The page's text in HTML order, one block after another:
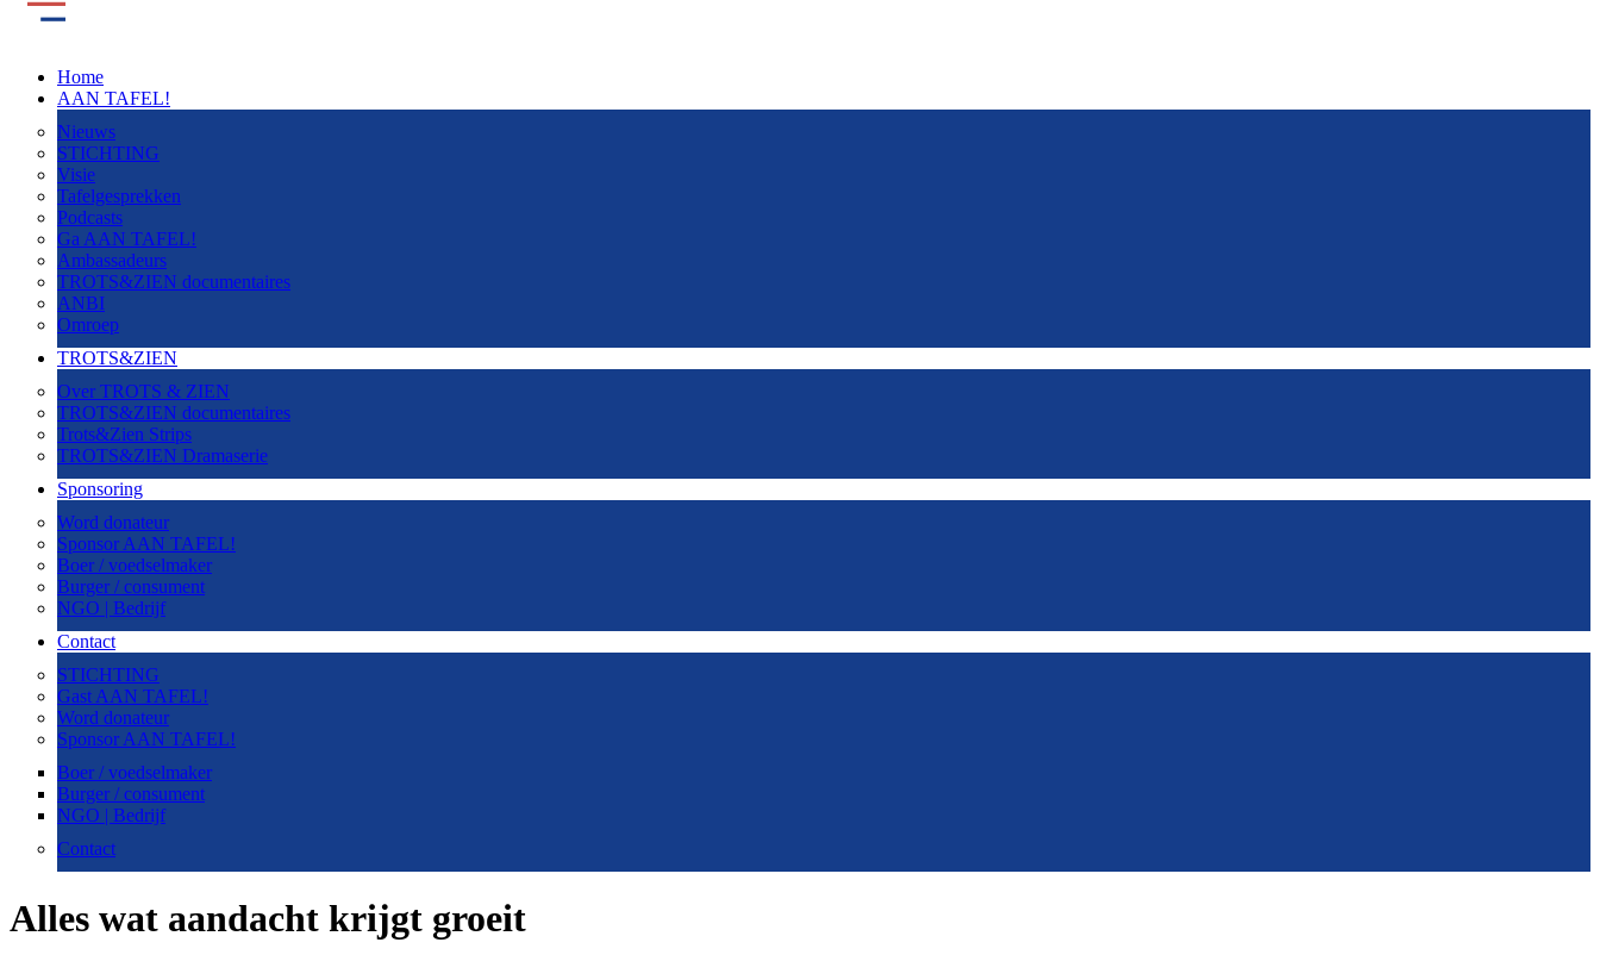
Home
AAN TAFEL!
Nieuws
STICHTING
Visie
Tafelgesprekken
Podcasts
Ga AAN TAFEL!
Ambassadeurs
TROTS&ZIEN documentaires
ANBI
Omroep
TROTS&ZIEN
Over TROTS & ZIEN
TROTS&ZIEN documentaires
Trots&Zien Strips
TROTS&ZIEN Dramaserie
Sponsoring
Word donateur
Sponsor AAN TAFEL!
Boer / voedselmaker
Burger / consument
NGO | Bedrijf
Contact
STICHTING
Gast AAN TAFEL!
Word donateur
Sponsor AAN TAFEL!
Boer / voedselmaker
Burger / consument
NGO | Bedrijf
Contact
Alles wat aandacht krijgt groeit